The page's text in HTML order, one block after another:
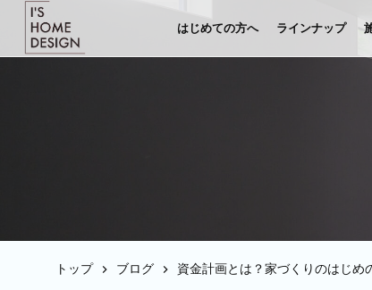
はじめての方へ ラインナップ
トップ ブログ 資金計画とは？家づくりのはじめ